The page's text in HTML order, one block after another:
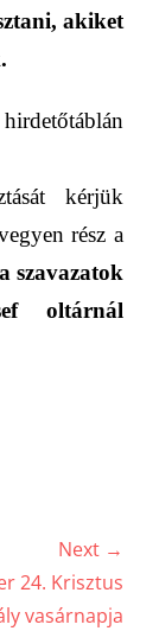
, akiket
kérjük
rész a
szavazatok
oltárnál
Next →
24. Krisztus
vasárnapja